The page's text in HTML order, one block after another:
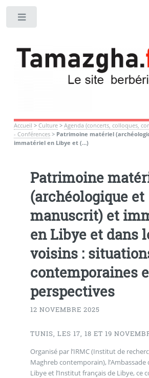
Accueil > Culture> Agenda (concerts, colloques,
- Conférences> Patrimoine matériel
immatériel en Libye et (…)
Patrimoine
(archéologique et
manuscrit) et
en Libye et dans
voisins :
contemporaines
perspectives
12 NOVEMBRE 2025
TUNIS, LES 17, 18 ET 19
Organisé par l’IRMC (Institut de
Maghreb contemporain), l’Ambassade
Libye et l’Institut français de Libye, ce